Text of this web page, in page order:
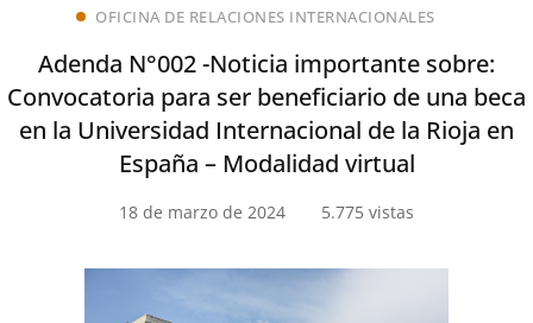
OFICINA DE RELACIONES INTERNACIONALES
Adenda N°002 -Noticia importante sobre:
Convocatoria para ser beneficiario de una beca
en la Universidad Internacional de la Rioja en
España – Modalidad virtual
18 de marzo de 2024 5.775 vistas